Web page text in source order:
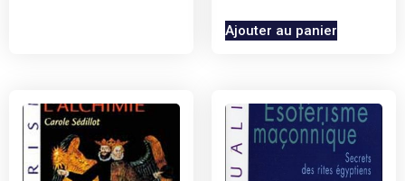
Ajouter au panier